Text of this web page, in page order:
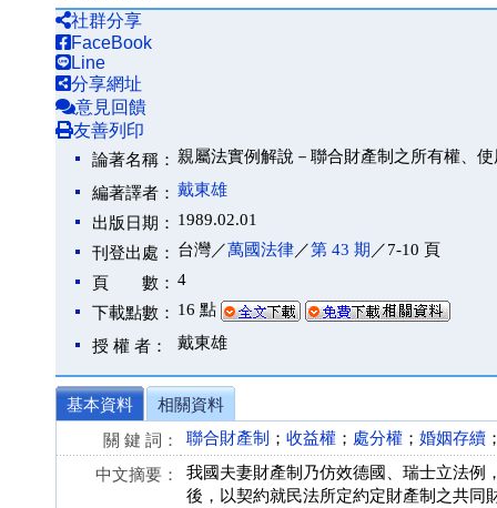
社群分享
FaceBook
Line
分享網址
意見回饋
友善列印
論著名稱： 親屬法實例解說－聯合財產制之所有權、
編著譯者： 戴東雄
出版日期： 1989.02.01
刊登出處： 台灣／萬國法律／第 43 期 ／7-10 頁
頁 數： 4
下載點數： 16 點
授 權 者： 戴東雄
基本資料
相關資料
關 鍵 詞：
聯合財產制 ； 收益權 ； 處分權 ； 婚姻存續
中文摘要：
我國夫妻財產制乃仿效德國、瑞士立法例
後，以契約就民法所定約定財產制之共同